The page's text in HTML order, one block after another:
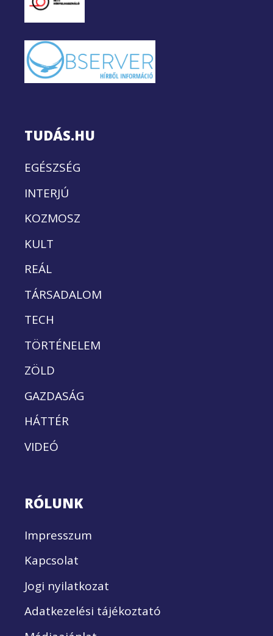
TUDÁS.HU
EGÉSZSÉG
INTERJÚ
KOZMOSZ
KULT
REÁL
TÁRSADALOM
TECH
TÖRTÉNELEM
ZÖLD
GAZDASÁG
HÁTTÉR
VIDEÓ
RÓLUNK
Impresszum
Kapcsolat
Jogi nyilatkozat
Adatkezelési tájékoztató